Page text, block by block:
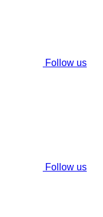
Follow us
Follow us